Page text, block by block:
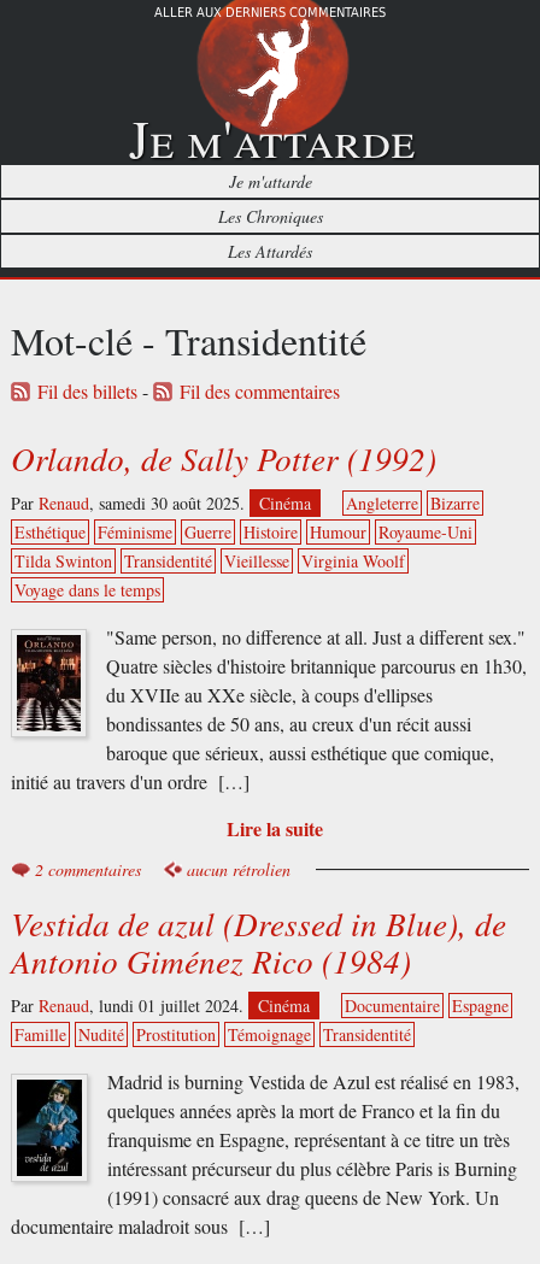
ALLER AUX DERNIERS COMMENTAIRES
Je m'attarde
Je m'attarde
Les Chroniques
Les Attardés
Mot-clé - Transidentité
Fil des billets- Fil des commentaires
Orlando, de Sally Potter (1992)
Par Renaud, samedi 30 août 2025. Cinéma Angleterre Bizarre
Esthétique Féminisme Guerre Histoire Humour Royaume-Uni
Tilda Swinton Transidentité Vieillesse Virginia Woolf
Voyage dans le temps
"Same person, no difference at all. Just a different sex."
Quatre siècles d'histoire britannique parcourus en 1h30,
du XVIIe au XXe siècle, à coups d'ellipses
bondissantes de 50 ans, au creux d'un récit aussi
baroque que sérieux, aussi esthétique que comique,
initié au travers d'un ordre […]
Lire la suite
2 commentaires aucun rétrolien
Vestida de azul (Dressed in Blue), de
Antonio Giménez Rico (1984)
Par Renaud, lundi 01 juillet 2024. Cinéma Documentaire Espagne
Famille Nudité Prostitution Témoignage Transidentité
Madrid is burning Vestida de Azul est réalisé en 1983,
quelques années après la mort de Franco et la fin du
franquisme en Espagne, représentant à ce titre un très
intéressant précurseur du plus célèbre Paris is Burning
(1991) consacré aux drag queens de New York. Un
documentaire maladroit sous […]